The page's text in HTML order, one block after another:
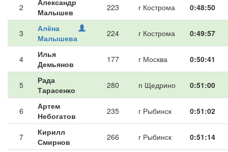
2
Александр
Малышев
223 г Кострома 0:48:50
3
Алёна
Малышева
224 г Кострома 0:49:57
4
Илья
Демьянов
177 г Москва 0:50:41
5
Рада
Тарасенко
280 п Щедрино 0:51:00
6
Артем
Небогатов
235 г Рыбинск 0:51:02
7
Кирилл
Смирнов
266 г Рыбинск 0:51:14